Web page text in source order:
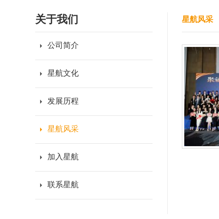
关于我们
公司简介
星航文化
发展历程
星航风采
加入星航
联系星航
星航风采